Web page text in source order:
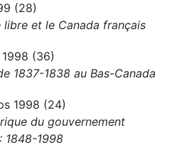
(28)
libre et le Canada français
(36)
1837-1838 au Bas-Canada
1998 (24)
du gouvernement
1848-1998